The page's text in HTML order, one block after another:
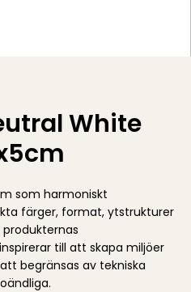
White
som harmoniskt
färger, format, ytstrukturer
till att skapa miljöer
begränsas av tekniska